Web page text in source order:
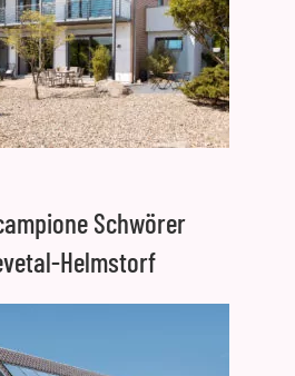
Schwörer
Helmstorf